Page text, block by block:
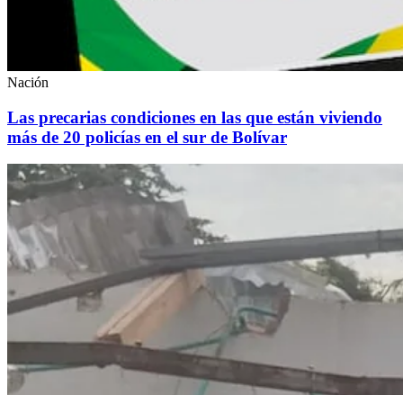
Nación
Las precarias condiciones en las que están viviendo
más de 20 policías en el sur de Bolívar